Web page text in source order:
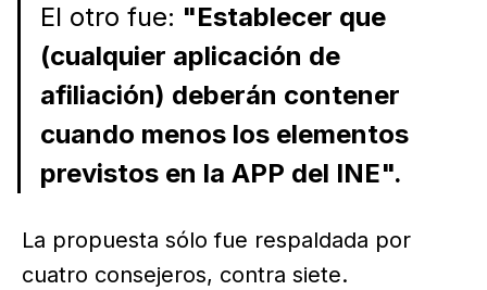
El otro fue: "Establecer que
(cualquier aplicación de
afiliación) deberán contener
cuando menos los elementos
previstos en la APP del INE".
La propuesta sólo fue respaldada por
cuatro consejeros, contra siete.